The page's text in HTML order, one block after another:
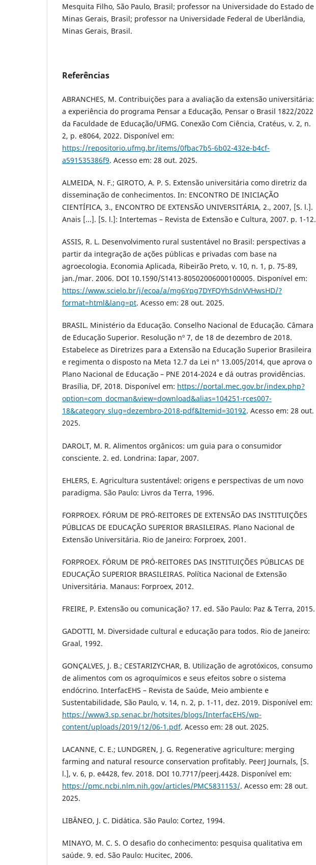
Mesquita Filho, São Paulo, Brasil; professor na Universidade do Estado de
Minas Gerais, Brasil; professor na Universidade Federal de Uberlândia,
Minas Gerais, Brasil.
Referências
ABRANCHES, M. Contribuições para a avaliação da extensão universitária:
a experiência do programa Pensar a Educação, Pensar o Brasil 1822/2022
da Faculdade de Educação/UFMG. Conexão Com Ciência, Cratéus, v. 2, n.
2, p. e8064, 2022. Disponível em:
https://repositorio.ufmg.br/items/0fbac7b5-6b02-432e-b4cf-
a591535386f9. Acesso em: 28 out. 2025.
ALMEIDA, N. F.; GIROTO, A. P. S. Extensão universitária como diretriz da
disseminação de conhecimentos. In: ENCONTRO DE INICIAÇÃO
CIENTÍFICA, 3., ENCONTRO DE EXTENSÃO UNIVERSITÁRIA, 2., 2007, [S. l.].
Anais [...]. [S. l.]: Intertemas – Revista de Extensão e Cultura, 2007. p. 1-12.
ASSIS, R. L. Desenvolvimento rural sustentável no Brasil: perspectivas a
partir da integração de ações públicas e privadas com base na
agroecologia. Economia Aplicada, Ribeirão Preto, v. 10, n. 1, p. 75-89,
jan./mar. 2006. DOI 10.1590/S1413-80502006000100005. Disponível em:
https://www.scielo.br/j/ecoa/a/mg6Ypg7DYFQYhSdnVVHwsHD/?
format=html&lang=pt. Acesso em: 28 out. 2025.
BRASIL. Ministério da Educação. Conselho Nacional de Educação. Câmara
de Educação Superior. Resolução nº 7, de 18 de dezembro de 2018.
Estabelece as Diretrizes para a Extensão na Educação Superior Brasileira
e regimenta o disposto na Meta 12.7 da Lei n° 13.005/2014, que aprova o
Plano Nacional de Educação – PNE 2014-2024 e dá outras providências.
Brasília, DF, 2018. Disponível em: https://portal.mec.gov.br/index.php?
option=com_docman&view=download&alias=104251-rces007-
18&category_slug=dezembro-2018-pdf&Itemid=30192. Acesso em: 28 out.
2025.
DAROLT, M. R. Alimentos orgânicos: um guia para o consumidor
consciente. 2. ed. Londrina: Iapar, 2007.
EHLERS, E. Agricultura sustentável: origens e perspectivas de um novo
paradigma. São Paulo: Livros da Terra, 1996.
FORPROEX. FÓRUM DE PRÓ-REITORES DE EXTENSÃO DAS INSTITUIÇÕES
PÚBLICAS DE EDUCAÇÃO SUPERIOR BRASILEIRAS. Plano Nacional de
Extensão Universitária. Rio de Janeiro: Forproex, 2001.
FORPROEX. FÓRUM DE PRÓ-REITORES DAS INSTITUIÇÕES PÚBLICAS DE
EDUCAÇÃO SUPERIOR BRASILEIRAS. Política Nacional de Extensão
Universitária. Manaus: Forproex, 2012.
FREIRE, P. Extensão ou comunicação? 17. ed. São Paulo: Paz & Terra, 2015.
GADOTTI, M. Diversidade cultural e educação para todos. Rio de Janeiro:
Graal, 1992.
GONÇALVES, J. B.; CESTARIZYCHAR, B. Utilização de agrotóxicos, consumo
de alimentos com os agroquímicos e seus efeitos sobre o sistema
endócrino. InterfacEHS – Revista de Saúde, Meio ambiente e
Sustentabilidade, São Paulo, v. 14, n. 2, p. 1-11, dez. 2019. Disponível em:
https://www3.sp.senac.br/hotsites/blogs/InterfacEHS/wp-
content/uploads/2019/12/06-1.pdf. Acesso em: 28 out. 2025.
LACANNE, C. E.; LUNDGREN, J. G. Regenerative agriculture: merging
farming and natural resource conservation profitably. PeerJ Journals, [S.
l.], v. 6, p. e4428, fev. 2018. DOI 10.7717/peerj.4428. Disponível em:
https://pmc.ncbi.nlm.nih.gov/articles/PMC5831153/. Acesso em: 28 out.
2025.
LIBÂNEO, J. C. Didática. São Paulo: Cortez, 1994.
MINAYO, M. C. S. O desafio do conhecimento: pesquisa qualitativa em
saúde. 9. ed. São Paulo: Hucitec, 2006.